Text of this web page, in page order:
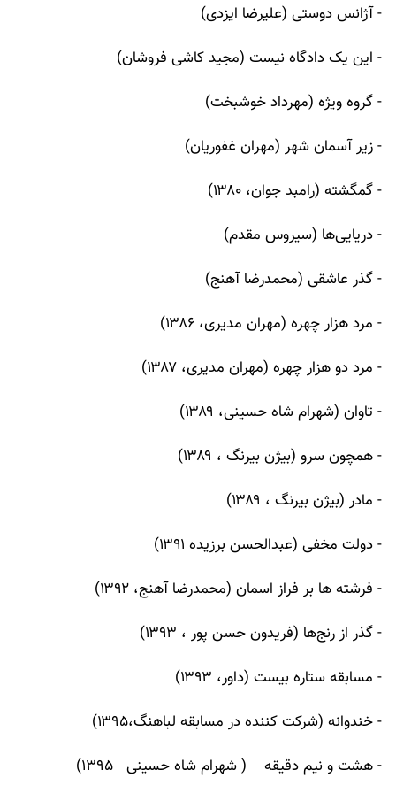
- آژانس دوستی (علیرضا ایزدی)
- این یک دادگاه نیست (مجید کاشی فروشان)
- گروه ویژه (مهرداد خوشبخت)
- زیر آسمان شهر (مهران غفوریان)
- گمگشته (رامبد جوان، ۱۳۸۰)
- دریایی‌ها (سیروس مقدم)
- گذر عاشقی (محمدرضا آهنج)
- مرد هزار چهره (مهران مدیری، ۱۳۸۶)
- مرد دو هزار چهره (مهران مدیری، ۱۳۸۷)
- تاوان (شهرام شاه حسینی، ۱۳۸۹)
- همچون سرو (بیژن بیرنگ ، ۱۳۸۹)
- مادر (بیژن بیرنگ ، ۱۳۸۹)
- دولت مخفی (عبدالحسن برزیده ۱۳۹۱)
- فرشته ها بر فراز اسمان (محمدرضا آهنج، ۱۳۹۲)
- گذر از رنج‌ها (فریدون حسن پور ، ۱۳۹۳)
- مسابقه ستاره بیست (داور، ۱۳۹۳)
- خندوانه (شرکت کننده در مسابقه لباهنگ،۱۳۹۵)
- هشت و نیم دقیقه ( شهرام شاه حسینی ١٣٩۵)